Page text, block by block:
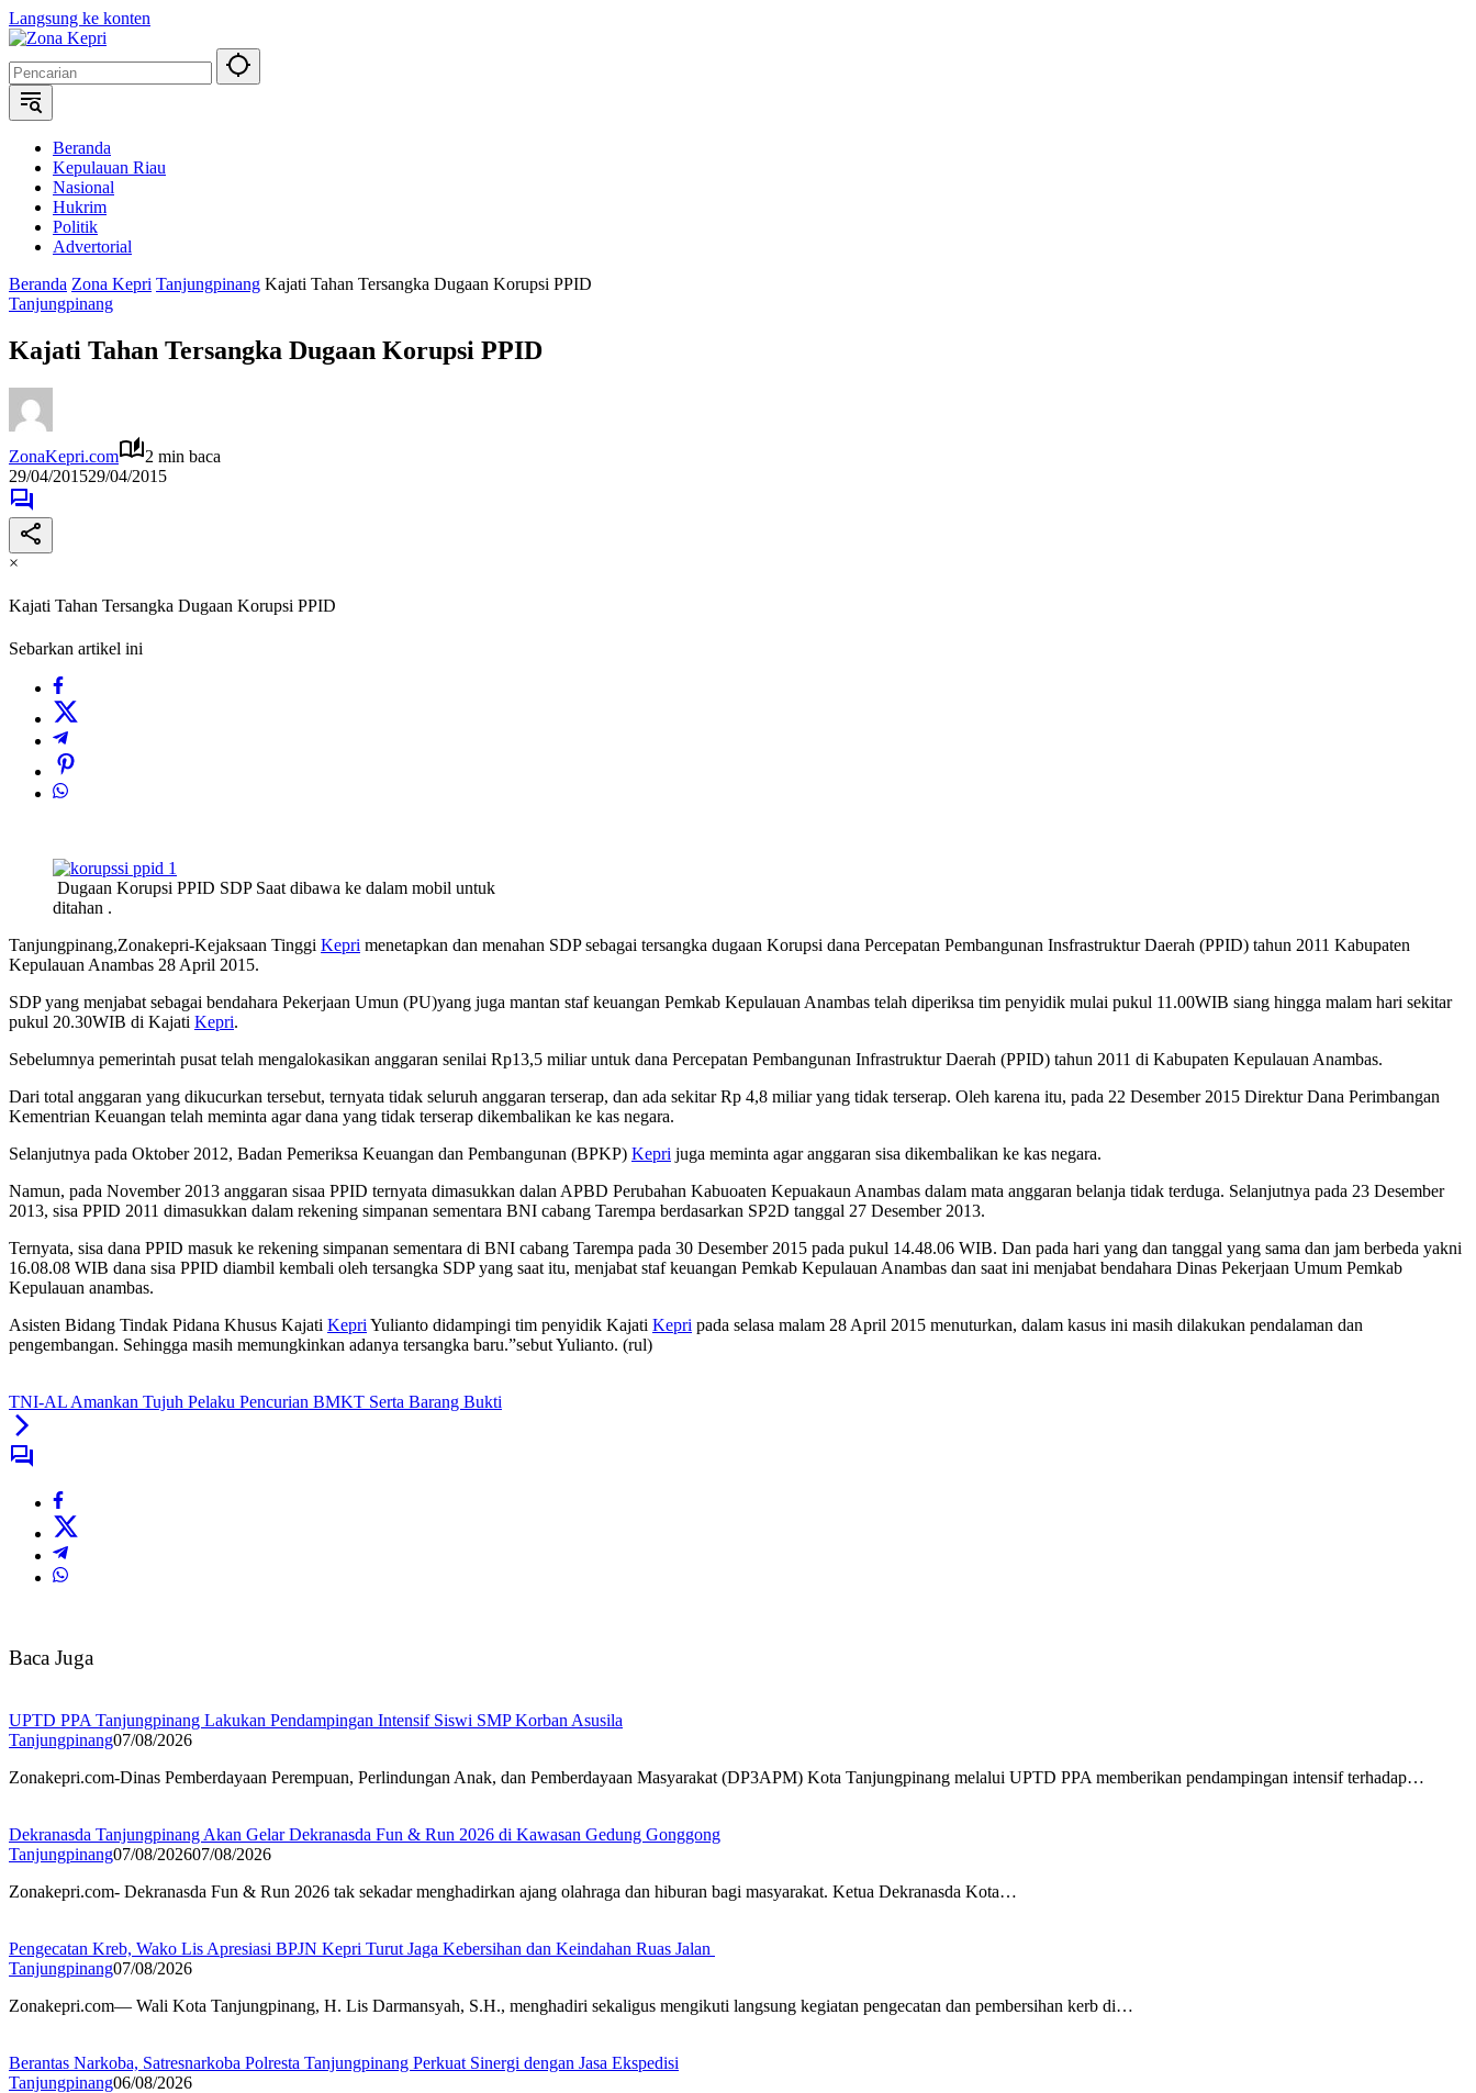
Langsung ke konten
Beranda
Kepulauan Riau
Nasional
Hukrim
Politik
Advertorial
Beranda Zona Kepri Tanjungpinang Kajati Tahan Tersangka Dugaan Korupsi PPID
Tanjungpinang
Kajati Tahan Tersangka Dugaan Korupsi PPID
ZonaKepri.com
2 min baca
29/04/201529/04/2015
×
Kajati Tahan Tersangka Dugaan Korupsi PPID
Sebarkan artikel ini
Dugaan Korupsi PPID SDP Saat dibawa ke dalam mobil untuk
ditahan .
Tanjungpinang,Zonakepri-Kejaksaan Tinggi Kepri menetapkan dan menahan SDP sebagai tersangka dugaan Korupsi dana Percepatan Pembangunan Insfrastruktur Daerah (PPID) tahun 2011 Kabupaten
Kepulauan Anambas 28 April 2015.
SDP yang menjabat sebagai bendahara Pekerjaan Umun (PU)yang juga mantan staf keuangan Pemkab Kepulauan Anambas telah diperiksa tim penyidik mulai pukul 11.00WIB siang hingga malam hari sekitar
pukul 20.30WIB di Kajati Kepri.
Sebelumnya pemerintah pusat telah mengalokasikan anggaran senilai Rp13,5 miliar untuk dana Percepatan Pembangunan Infrastruktur Daerah (PPID) tahun 2011 di Kabupaten Kepulauan Anambas.
Dari total anggaran yang dikucurkan tersebut, ternyata tidak seluruh anggaran terserap, dan ada sekitar Rp 4,8 miliar yang tidak terserap. Oleh karena itu, pada 22 Desember 2015 Direktur Dana Perimbangan
Kementrian Keuangan telah meminta agar dana yang tidak terserap dikembalikan ke kas negara.
Selanjutnya pada Oktober 2012, Badan Pemeriksa Keuangan dan Pembangunan (BPKP) Kepri juga meminta agar anggaran sisa dikembalikan ke kas negara.
Namun, pada November 2013 anggaran sisaa PPID ternyata dimasukkan dalan APBD Perubahan Kabuoaten Kepuakaun Anambas dalam mata anggaran belanja tidak terduga. Selanjutnya pada 23 Desember
2013, sisa PPID 2011 dimasukkan dalam rekening simpanan sementara BNI cabang Tarempa berdasarkan SP2D tanggal 27 Desember 2013.
Ternyata, sisa dana PPID masuk ke rekening simpanan sementara di BNI cabang Tarempa pada 30 Desember 2015 pada pukul 14.48.06 WIB. Dan pada hari yang dan tanggal yang sama dan jam berbeda yakni
16.08.08 WIB dana sisa PPID diambil kembali oleh tersangka SDP yang saat itu, menjabat staf keuangan Pemkab Kepulauan Anambas dan saat ini menjabat bendahara Dinas Pekerjaan Umum Pemkab
Kepulauan anambas.
Asisten Bidang Tindak Pidana Khusus Kajati Kepri Yulianto didampingi tim penyidik Kajati Kepri pada selasa malam 28 April 2015 menuturkan, dalam kasus ini masih dilakukan pendalaman dan
pengembangan. Sehingga masih memungkinkan adanya tersangka baru.”sebut Yulianto. (rul)
TNI-AL Amankan Tujuh Pelaku Pencurian BMKT Serta Barang Bukti
Baca Juga
UPTD PPA Tanjungpinang Lakukan Pendampingan Intensif Siswi SMP Korban Asusila
Tanjungpinang07/08/2026
Zonakepri.com-Dinas Pemberdayaan Perempuan, Perlindungan Anak, dan Pemberdayaan Masyarakat (DP3APM) Kota Tanjungpinang melalui UPTD PPA memberikan pendampingan intensif terhadap…
Dekranasda Tanjungpinang Akan Gelar Dekranasda Fun & Run 2026 di Kawasan Gedung Gonggong
Tanjungpinang07/08/202607/08/2026
Zonakepri.com- Dekranasda Fun & Run 2026 tak sekadar menghadirkan ajang olahraga dan hiburan bagi masyarakat. Ketua Dekranasda Kota…
Pengecatan Kreb, Wako Lis Apresiasi BPJN Kepri Turut Jaga Kebersihan dan Keindahan Ruas Jalan
Tanjungpinang07/08/2026
Zonakepri.com— Wali Kota Tanjungpinang, H. Lis Darmansyah, S.H., menghadiri sekaligus mengikuti langsung kegiatan pengecatan dan pembersihan kerb di…
Berantas Narkoba, Satresnarkoba Polresta Tanjungpinang Perkuat Sinergi dengan Jasa Ekspedisi
Tanjungpinang06/08/2026